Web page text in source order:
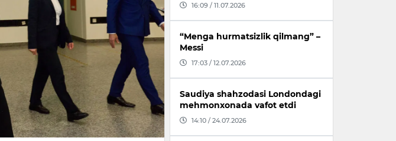
16:09 / 11.07.2026
“Menga hurmatsizlik qilmang” –
Messi
17:03 / 12.07.2026
Saudiya shahzodasi Londondagi
mehmonxonada vafot etdi
14:10 / 24.07.2026